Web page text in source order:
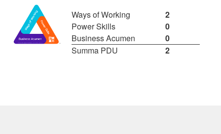
Ways of Working
2
Power Skills
0
Business Acumen
0
Summa PDU
2